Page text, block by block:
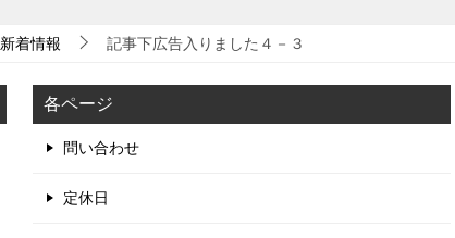
新着情報 記事下広告入りました４－３
各ページ
問い合わせ
定休日